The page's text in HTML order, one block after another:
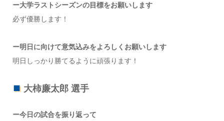
ー大学ラストシーズンの目標をお願いします
必ず優勝します！
ー明日に向けて意気込みをよろしくお願いします
明日しっかり勝てるように頑張ります！
大柿廉太郎 選手
ー今日の試合を振り返って